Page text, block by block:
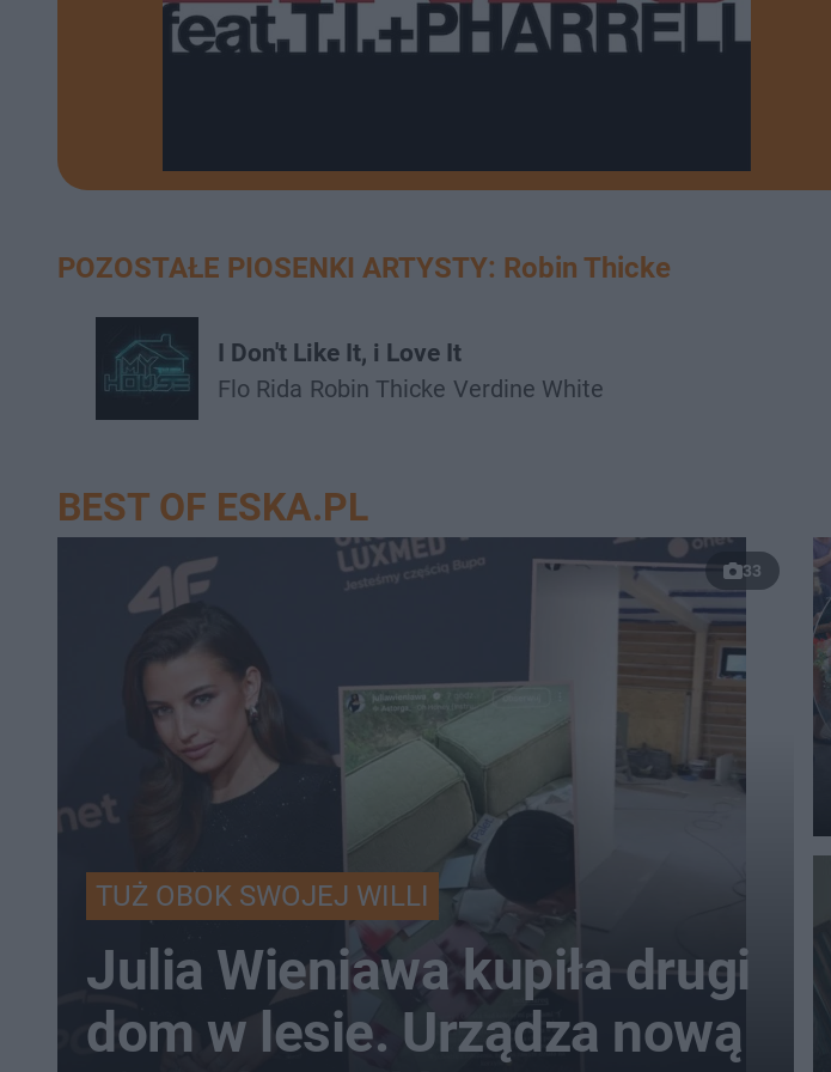
POZOSTAŁE PIOSENKI ARTYSTY: Robin Thicke
I Don't Like It, i Love It
Flo Rida Robin Thicke Verdine White
BEST OF ESKA.PL
33
TUŻ OBOK SWOJEJ WILLI
Julia Wieniawa kupiła drugi
dom w lesie. Urządza nową